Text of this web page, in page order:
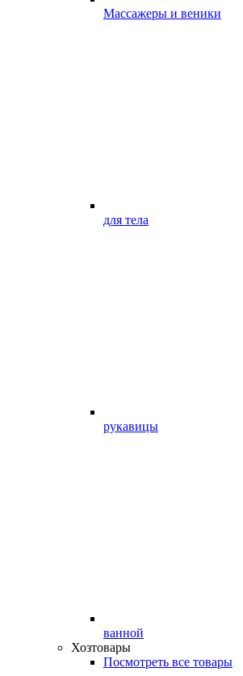
Массажеры и веники
для тела
рукавицы
ванной
Хозтовары
Посмотреть все товары